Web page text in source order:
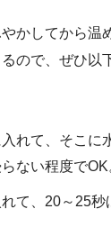
かしてから温
ので、ぜひ以
れて、そこに
ない程度でOK
て、20～25秒